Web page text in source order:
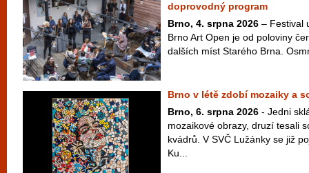
doprovodný program
Brno, 4. srpna 2026 – Festival
Brno Art Open je od poloviny
dalších míst Starého Brna.
Brno v létě zdobí mozaiky a
Brno, 6. srpna 2026 - Jedni
mozaikové obrazy, druzí tesali
kvádrů. V SVČ Lužánky se již
Ku...